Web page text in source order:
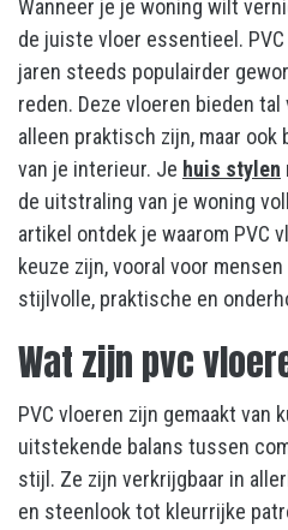
Wanneer je je woning wilt
de juiste vloer essentieel.
jaren steeds populairder
reden. Deze vloeren bieden
alleen praktisch zijn, maar
van je interieur. Je huis stylen
de uitstraling van je woning
artikel ontdek je waarom PVC
keuze zijn, vooral voor
stijlvolle, praktische en
Wat zijn pvc
PVC vloeren zijn gemaakt van
uitstekende balans tussen
stijl. Ze zijn verkrijgbaar in
en steenlook tot kleurrijke